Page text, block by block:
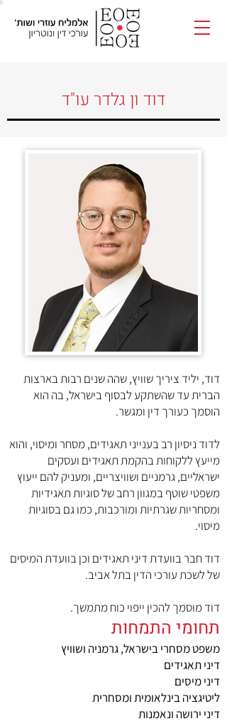
דוד ון גלדר עו"ד
דוד, יליד ציריך שוויץ, שהה שנים רבות בארצות
הברית עד שהשתקע לבסוף בישראל, בה הוא
הוסמך כעורך דין ומגשר.
לדוד ניסיון רב בענייני תאגידים, מסחר ומיסוי, והוא
מייעץ ללקוחות בהקמת תאגידים ועסקים
ישראליים, גרמניים ושוויצריים, ומעניק להם ייעוץ
משפטי שוטף במגוון רחב של סוגיות תאגידיות
ומסחריות שגרתיות ומורכבות, כמו גם בסוגיות
מיסוי.
דוד חבר בוועדת דיני תאגידים וכן בוועדת המיסים
של לשכת עורכי הדין בתל אביב.
דוד מוסמך להכין ייפוי כוח מתמשך.
תחומי התמחות
משפט מסחרי בישראל, גרמניה ושוויץ
דיני תאגידים
דיני מיסים
ליטיגציה בינלאומית ומסחרית
דיני ירושה ונאמנות